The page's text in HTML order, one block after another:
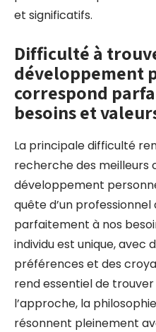
et significatifs.
Difficulté à
développement
correspond
besoins et
La principale difficulté
recherche des meilleurs
développement
quête d’un
parfaitement à nos
individu est unique, avec
préférences et des
rend essentiel de
l’approche, la
résonnent pleinement